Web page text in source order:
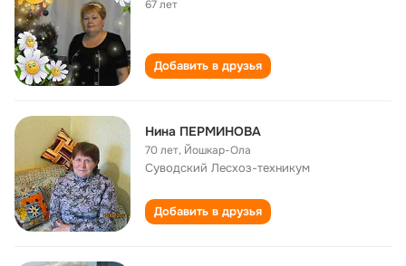
67 лет
Добавить в друзья
Нина ПЕРМИНОВА
70 лет, Йошкар-Ола
Суводский Лесхоз-техникум
Добавить в друзья